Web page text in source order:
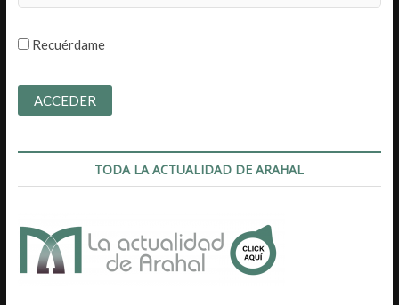
Recuérdame
TODA LA ACTUALIDAD DE ARAHAL